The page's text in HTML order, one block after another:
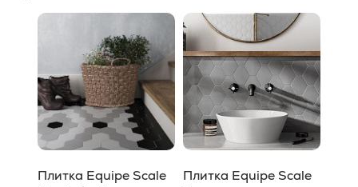
Плитка Equipe Scale
Плитка Equipe Scale